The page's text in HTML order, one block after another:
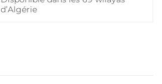
d’Algérie